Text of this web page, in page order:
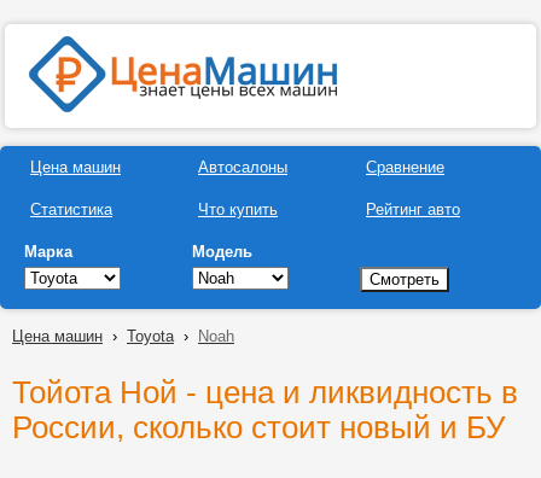
Цена машин
Статистика
Автосалоны
Что купить
Сравнение
Рейтинг авто
Марка Модель
Цена машин › Toyota› Noah
Тойота Ной - цена и ликвидность в
России, сколько стоит новый и БУ